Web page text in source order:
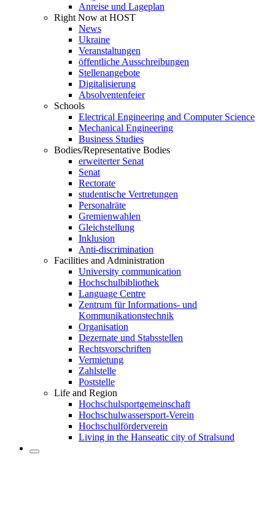
Anreise und Lageplan
Right Now at HOST
News
Ukraine
Veranstaltungen
öffentliche Ausschreibungen
Stellenangebote
Digitalisierung
Absolventenfeier
Schools
Electrical Engineering and Computer Science
Mechanical Engineering
Business Studies
Bodies/Representative Bodies
erweiterter Senat
Senat
Rectorate
studentische Vertretungen
Personalräte
Gremienwahlen
Gleichstellung
Inklusion
Anti-discrimination
Facilities and Administration
University communication
Hochschulbibliothek
Language Centre
Zentrum für Informations- und
Kommunikationstechnik
Organisation
Dezernate und Stabsstellen
Rechtsvorschriften
Vermietung
Zahlstelle
Poststelle
Life and Region
Hochschulsportgemeinschaft
Hochschulwassersport-Verein
Hochschulförderverein
Living in the Hanseatic city of Stralsund